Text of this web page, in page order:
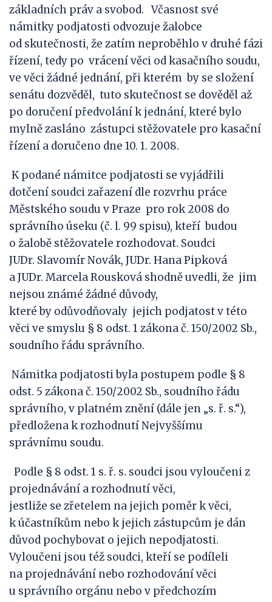
základních práv a svobod. Včasnost své
námitky podjatosti odvozuje žalobce
od skutečnosti, že zatím neproběhlo v druhé fázi
řízení, tedy po vrácení věci od kasačního soudu,
ve věci žádné jednání, při kterém by se složení
senátu dozvěděl, tuto skutečnost se dověděl až
po doručení předvolání k jednání, které bylo
mylně zasláno zástupci stěžovatele pro kasační
řízení a doručeno dne 10. 1. 2008.
K podané námitce podjatosti se vyjádřili
dotčení soudci zařazení dle rozvrhu práce
Městského soudu v Praze pro rok 2008 do
správního úseku (č. l. 99 spisu), kteří budou
o žalobě stěžovatele rozhodovat. Soudci
JUDr. Slavomír Novák, JUDr. Hana Pipková
a JUDr. Marcela Rousková shodně uvedli, že jim
nejsou známé žádné důvody,
které by odůvodňovaly jejich podjatost v této
věci ve smyslu § 8 odst. 1 zákona č. 150/2002 Sb.,
soudního řádu správního.
Námitka podjatosti byla postupem podle § 8
odst. 5 zákona č. 150/2002 Sb., soudního řádu
správního, v platném znění (dále jen „s. ř. s.“),
předložena k rozhodnutí Nejvyššímu
správnímu soudu.
Podle § 8 odst. 1 s. ř. s. soudci jsou vyloučeni z
projednávání a rozhodnutí věci,
jestliže se zřetelem na jejich poměr k věci,
k účastníkům nebo k jejich zástupcům je dán
důvod pochybovat o jejich nepodjatosti.
Vyloučeni jsou též soudci, kteří se podíleli
na projednávání nebo rozhodování věci
u správního orgánu nebo v předchozím